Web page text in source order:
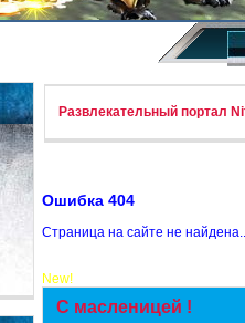
Развлекательный портал
Ошибка 404
Страница на сайте не
New!
С масленицей !